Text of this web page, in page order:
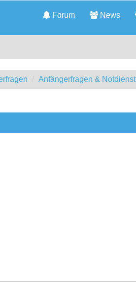
Forum News
Anfängerfragen & Notdienst